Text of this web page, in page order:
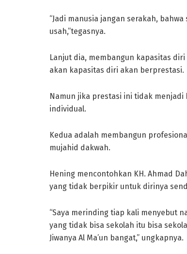
“Jadi manusia jangan serakah,
usah,”tegasnya.
Lanjut dia, membangun kapasitas
akan kapasitas diri akan berprestasi.
Namun jika prestasi ini tidak
individual.
Kedua adalah membangun
mujahid dakwah.
Hening mencontohkan KH. Ahmad
yang tidak berpikir untuk dirinya
“Saya merinding tiap kali menyebut
yang tidak bisa sekolah itu bisa
Jiwanya Al Ma’un bangat,” ungkapnya.